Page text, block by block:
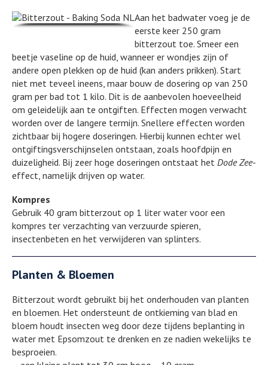
Aan het badwater voeg je de
eerste keer 250 gram
bitterzout toe. Smeer een
beetje vaseline op de huid, wanneer er wondjes zijn of
andere open plekken op de huid (kan anders prikken). Start
niet met teveel ineens, maar bouw de dosering op van 250
gram per bad tot 1 kilo. Dit is de aanbevolen hoeveelheid
om geleidelijk aan te ontgiften. Effecten mogen verwacht
worden over de langere termijn. Snellere effecten worden
zichtbaar bij hogere doseringen. Hierbij kunnen echter wel
ontgiftingsverschijnselen ontstaan, zoals hoofdpijn en
duizeligheid. Bij zeer hoge doseringen ontstaat het Dode Zee-
effect, namelijk drijven op water.
Kompres
Gebruik 40 gram bitterzout op 1 liter water voor een
kompres ter verzachting van verzuurde spieren,
insectenbeten en het verwijderen van splinters.
Planten & Bloemen
Bitterzout wordt gebruikt bij het onderhouden van planten
en bloemen. Het ondersteunt de ontkieming van blad en
bloem houdt insecten weg door deze tijdens beplanting in
water met Epsomzout te drenken en ze nadien wekelijks te
besproeien.